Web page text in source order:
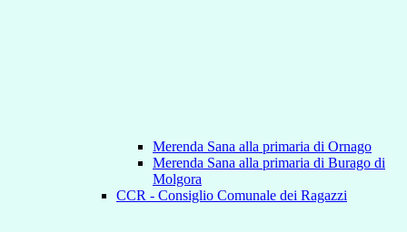
Merenda Sana alla primaria di Ornago
Merenda Sana alla primaria di Burago di
Molgora
CCR - Consiglio Comunale dei Ragazzi